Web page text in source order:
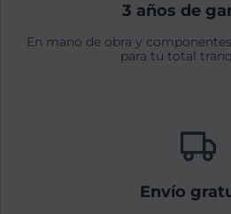
3 años de
En mano de obra y
para tu total
Envío